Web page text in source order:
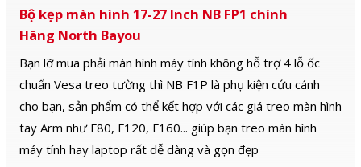
Bộ kẹp màn hình 17-27 Inch NB FP1 chính
Hãng North Bayou
Bạn lỡ mua phải màn hình máy tính không hỗ trợ 4 lỗ ốc
chuẩn Vesa treo tường thì NB F1P là phụ kiện cứu cánh
cho bạn, sản phẩm có thể kết hợp với các giá treo màn hình
tay Arm như F80, F120, F160... giúp bạn treo màn hình
máy tính hay laptop rất dễ dàng và gọn đẹp